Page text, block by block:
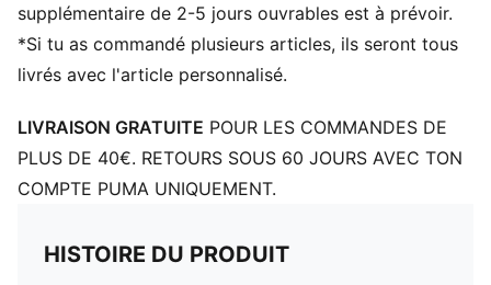
supplémentaire de 2-5 jours ouvrables est à prévoir.
*Si tu as commandé plusieurs articles, ils seront tous
livrés avec l'article personnalisé.
LIVRAISON GRATUITE POUR LES COMMANDES DE
PLUS DE 40€. RETOURS SOUS 60 JOURS AVEC TON
COMPTE PUMA UNIQUEMENT.
HISTOIRE DU PRODUIT